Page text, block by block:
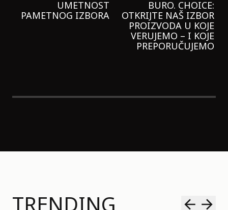
GARNIER KREMU I
NIKADA NIŠTA
LAGANIJE NISAM
KORISTILA
TRENDING